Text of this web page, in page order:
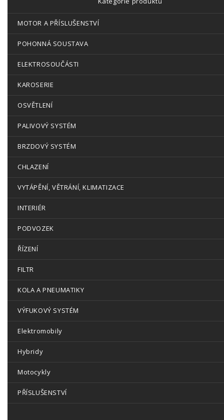
MOTOR A PŘÍSLUŠENSTVÍ
POHONNÁ SOUSTAVA
ELEKTROSOUČÁSTI
KAROSERIE
OSVĚTLENÍ
PALIVOVÝ SYSTÉM
BRZDOVÝ SYSTÉM
CHLAZENÍ
VYTÁPĚNÍ, VĚTRÁNÍ, KLIMATIZACE
INTERIÉR
PODVOZEK
ŘÍZENÍ
FILTR
KOLA A PNEUMATIKY
VÝFUKOVÝ SYSTÉM
Elektromobily
Hybridy
Motocykly
PŘÍSLUŠENSTVÍ